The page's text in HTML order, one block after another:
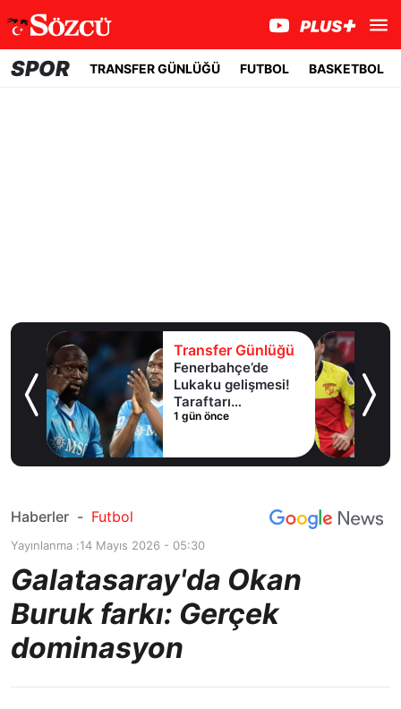
SPOR TRANSFER GÜNLÜĞÜ FUTBOL BASKETBOL
için
Transfer Günlüğü
Fenerbahçe’de
Lukaku gelişmesi!
Taraftarı
heyecanlandıran
1 gün önce
Haberler - Futbol
Yayınlanma :14 Mayıs 2026 - 05:30
Galatasaray'da Okan
Buruk farkı: Gerçek
dominasyon